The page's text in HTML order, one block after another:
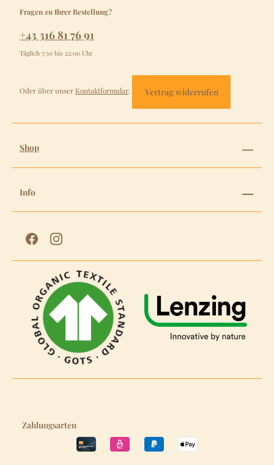
Fragen zu Ihrer Bestellung?
+43 316 81 76 91
Täglich 7:30 bis 22:00 Uhr
Oder über unser Kontaktformular. Vertrag widerrufen
Shop
Info
Zahlungsarten